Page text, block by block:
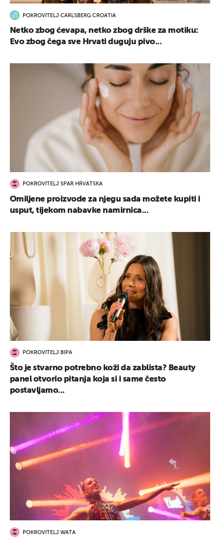
POKROVITELJ CARLSBERG CROATIA
Netko zbog ćevapa, netko zbog drške za motiku:
Evo zbog čega sve Hrvati duguju pivo...
POKROVITELJ SPAR HRVATSKA
Omiljene proizvode za njegu sada možete kupiti i
usput, tijekom nabavke namirnica...
POKROVITELJ BIPA
Što je stvarno potrebno koži da zablista? Beauty
panel otvorio pitanja koja si i same često
postavljamo...
POKROVITELJ WATA